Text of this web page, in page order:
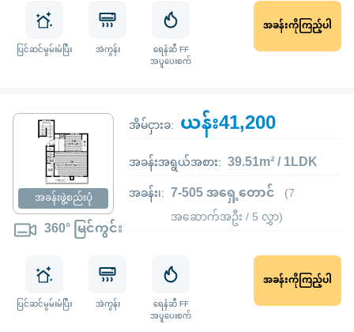
ပြင်ဆင်မွမ်းမံပြီး အဲကွန်း ရေနံဆီ FF
အပူပေးစက်
အခန်းကိုကြည့်ပါ
အခန်းဖွဲ့စည်းပုံ
360° မြင်ကွင်း
အိမ်ငှားခ: ယန်း41,200
အခန်းအရွယ်အစား: 39.51m² / 1LDK
အခန်း၊: 7-505 အရှေ့တောင် (7
အဆောက်အဦး / 5 လွှာ)
ပြင်ဆင်မွမ်းမံပြီး အဲကွန်း ရေနံဆီ FF
အပူပေးစက်
အခန်းကိုကြည့်ပါ